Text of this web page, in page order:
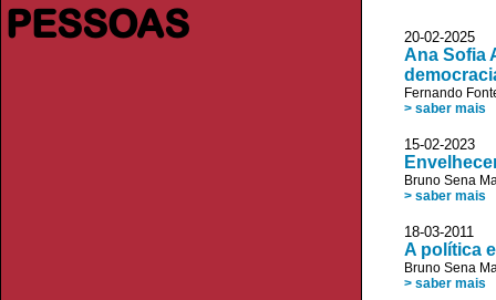
PESSOAS
20-02-
Ana Sofia
Fernando
> saber mais
15-02-
Bruno Sena
> saber mais
18-03-2011
A política
Bruno Sena
> saber mais